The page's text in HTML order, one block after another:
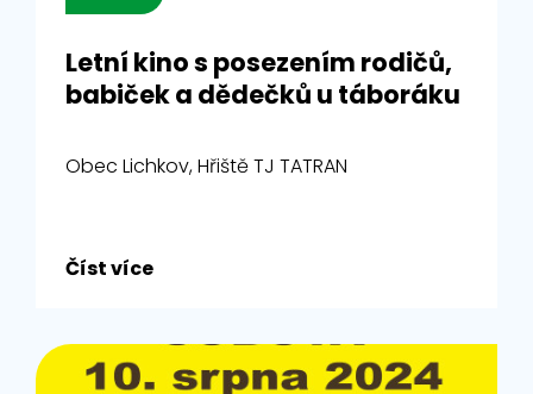
Letní kino s posezením rodičů,
babiček a dědečků u táboráku
Obec Lichkov, Hřiště TJ TATRAN
Číst více